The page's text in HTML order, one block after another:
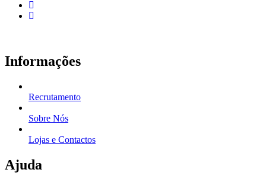
Informações
Recrutamento
Sobre Nós
Lojas e Contactos
Ajuda